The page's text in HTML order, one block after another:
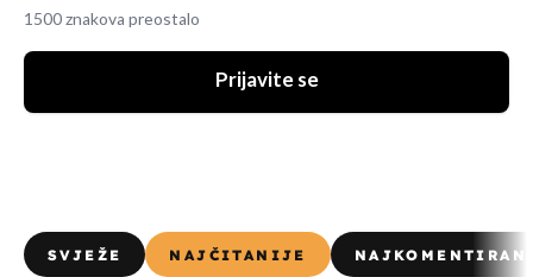
1500 znakova preostalo
Prijavite se
SVJEŽE NAJČITANIJE